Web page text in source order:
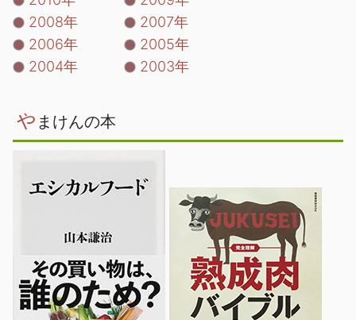
2008年
2007年
2006年
2005年
2004年
2003年
や まけんの本